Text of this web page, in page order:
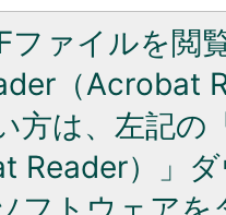
ファイルを閲
（Acrobat
方は、左記の
Reader）」